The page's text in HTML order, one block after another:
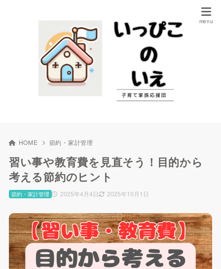
HOME 節約・家計管理
習い事や教育費を見直そう！目的から
考える節約のヒント
2025年4月4日 2025年10月1日
節約・家計管理